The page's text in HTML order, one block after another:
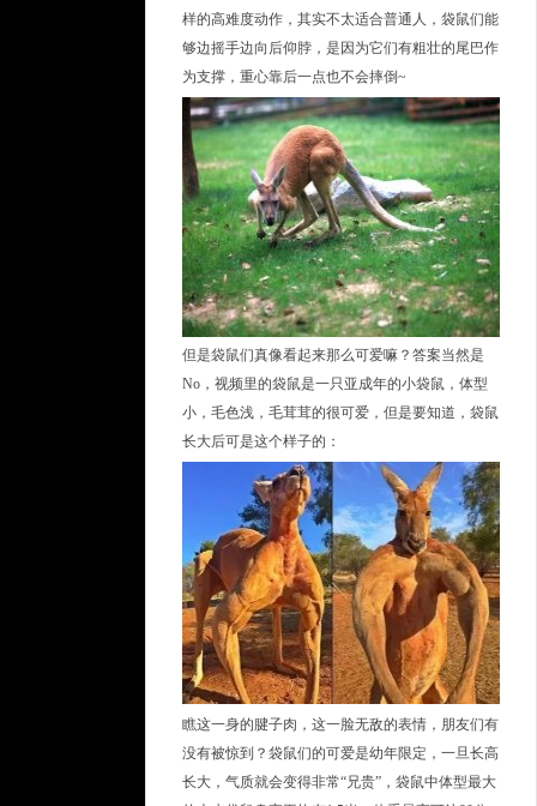
样的高难度动作，其实不太适合普通人，袋鼠们能
够边摇手边向后仰脖，是因为它们有粗壮的尾巴作
为支撑，重心靠后一点也不会摔倒~
但是袋鼠们真像看起来那么可爱嘛？答案当然是
No，视频里的袋鼠是一只亚成年的小袋鼠，体型
小，毛色浅，毛茸茸的很可爱，但是要知道，袋鼠
长大后可是这个样子的：
瞧这一身的腱子肉，这一脸无敌的表情，朋友们有
没有被惊到？袋鼠们的可爱是幼年限定，一旦长高
长大，气质就会变得非常“兄贵”，袋鼠中体型最大